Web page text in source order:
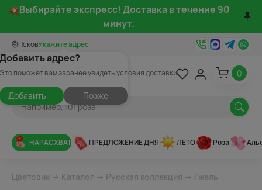
Выбирайте экспресс! Доставка в течение 90
минут.
ПсковУкажите адрес
адрес?
поможет вам заранее увидеть условия доставки
Добавить Позже
0
НАРАСХВАТ ПРЕДЛОЖЕНИЕ ДНЯ ЛЕТО Роза
Цветовик → Каталог → Русская коллекция → Гжель